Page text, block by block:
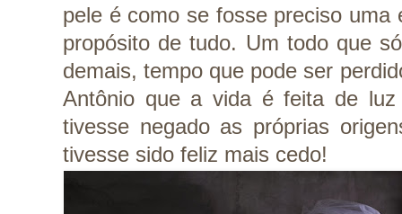
pele é como se fosse preciso uma
propósito de tudo. Um todo que
demais, tempo que pode ser
Antônio que a vida é feita de
tivesse negado as próprias
tivesse sido feliz mais cedo!